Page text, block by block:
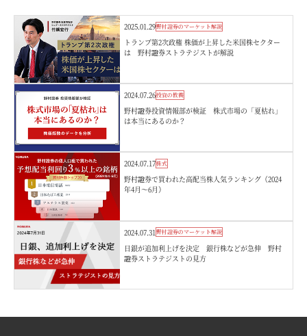
2025.01.29野村證券のマーケット解説
トランプ第2次政権 株価が上昇した米国株セクター
は 野村證券ストラテジストが解説
2024.07.26投資の教養
野村證券投資情報部が検証 株式市場の「夏枯れ」
は本当にあるのか？
2024.07.17株式
野村證券で買われた高配当株人気ランキング（2024
年4月～6月）
2024.07.31 野村證券のマーケット解説
日銀が追加利上げを決定 銀行株などが急伸 野村
證券ストラテジストの見方